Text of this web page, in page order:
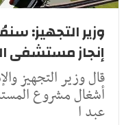
وزير التجهيز:
إنجاز مستشفى
قال وزير التجهيز
أشغال مشروع
عبد ا